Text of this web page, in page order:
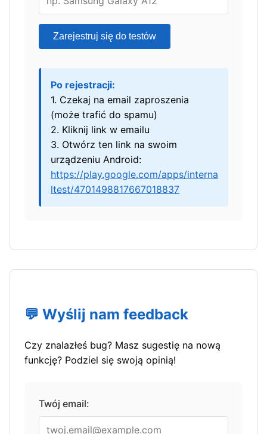
Zarejestruj się do testów
Po rejestracji:
1. Czekaj na email zaproszenia
(może trafić do spamu)
2. Kliknij link w emailu
3. Otwórz ten link na swoim
urządzeniu Android:
https://play.google.com/apps/interna
ltest/4701498817667018837
💬 Wyślij nam feedback
Czy znalazłeś bug? Masz sugestię na nową
funkcję? Podziel się swoją opinią!
Twój email: